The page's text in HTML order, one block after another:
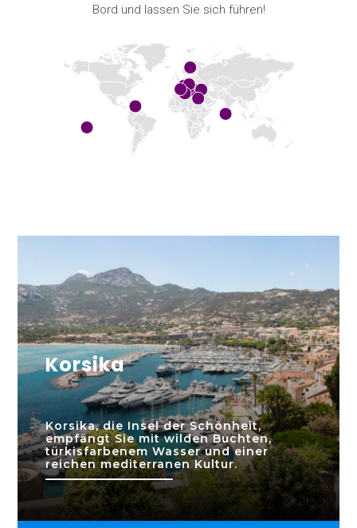
Bord und lassen Sie sich führen!
Korsika
Korsika, die Insel der Schönheit,
empfängt Sie mit wilden Buchten,
türkisfarbenem Wasser und einer
reichen mediterranen Kultur.